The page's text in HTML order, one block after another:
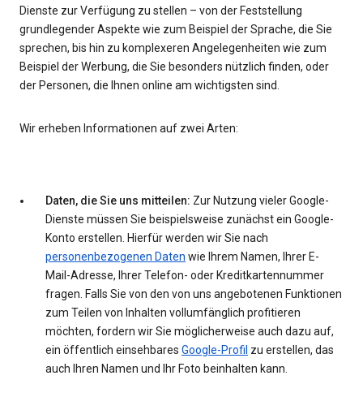
Dienste zur Verfügung zu stellen – von der Feststellung
grundlegender Aspekte wie zum Beispiel der Sprache, die Sie
sprechen, bis hin zu komplexeren Angelegenheiten wie zum
Beispiel der Werbung, die Sie besonders nützlich finden, oder
der Personen, die Ihnen online am wichtigsten sind.
Wir erheben Informationen auf zwei Arten:
Daten, die Sie uns mitteilen: Zur Nutzung vieler Google-
Dienste müssen Sie beispielsweise zunächst ein Google-
Konto erstellen. Hierfür werden wir Sie nach
personenbezogenen Daten wie Ihrem Namen, Ihrer E-
Mail-Adresse, Ihrer Telefon- oder Kreditkartennummer
fragen. Falls Sie von den von uns angebotenen Funktionen
zum Teilen von Inhalten vollumfänglich profitieren
möchten, fordern wir Sie möglicherweise auch dazu auf,
ein öffentlich einsehbares Google-Profil zu erstellen, das
auch Ihren Namen und Ihr Foto beinhalten kann.